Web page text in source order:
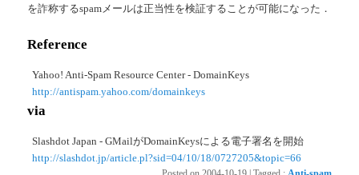
を詐称するspamメールは正当性を検証することが可能になった．
Reference
Yahoo! Anti-Spam Resource Center - DomainKeys
http://antispam.yahoo.com/domainkeys
via
Slashdot Japan - GMailがDomainKeysによる電子署名を開始
http://slashdot.jp/article.pl?sid=04/10/18/0727205&topic=66